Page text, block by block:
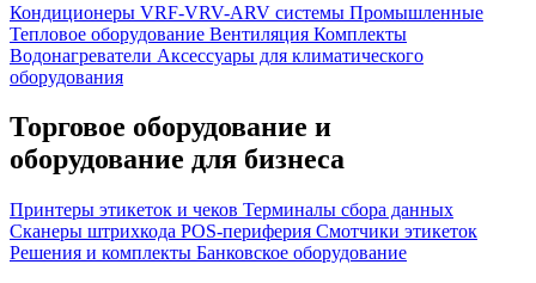
Кондиционеры VRF-VRV-ARV системы Промышленные
Тепловое оборудование Вентиляция Комплекты
Водонагреватели Аксессуары для климатического
оборудования
Торговое оборудование и
оборудование для бизнеса
Принтеры этикеток и чеков Терминалы сбора данных
Сканеры штрихкода POS-периферия Смотчики этикеток
Решения и комплекты Банковское оборудование